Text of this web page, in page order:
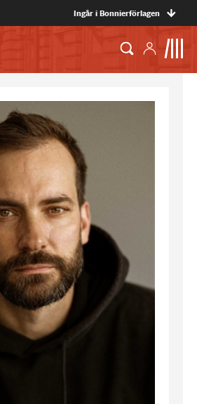
Ingår i Bonnierförlagen